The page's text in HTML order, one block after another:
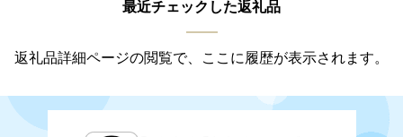
最近チェックした返礼品
返礼品詳細ページの閲覧で、ここに履歴が表示されます。